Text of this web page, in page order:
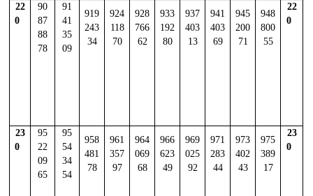
22
0
90
87
88
78
91
41
35
09
919
243
34
924
118
70
928
766
62
933
192
80
937
403
13
941
403
69
945
200
71
948
800
55
22
0
23
0
95
22
09
65
95
54
34
54
958
481
78
961
357
97
964
069
68
966
623
49
969
025
92
971
283
44
973
402
43
975
389
17
23
0